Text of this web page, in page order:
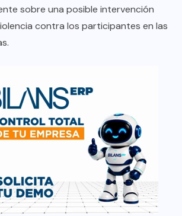
sobre una posible intervención
contra los participantes en las